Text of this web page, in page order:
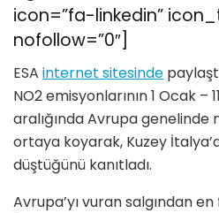
icon=”fa-linkedin”
nofollow=”0″]
ESA internet sitesinde
NO2 emisyonlarının 1 Ocak –
aralığında Avrupa genelinde
ortaya koyarak, Kuzey
düştüğünü kanıtladı.
Avrupa’yı vuran salgından